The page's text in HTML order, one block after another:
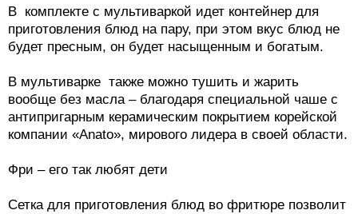
В комплекте с мультиваркой идет контейнер для
приготовления блюд на пару, при этом вкус блюд не
будет пресным, он будет насыщенным и богатым.
В мультиварке также можно тушить и жарить
вообще без масла – благодаря специальной чаше с
антипригарным керамическим покрытием корейской
компании «Anato», мирового лидера в своей области.
Фри – его так любят дети
Сетка для приготовления блюд во фритюре позволит